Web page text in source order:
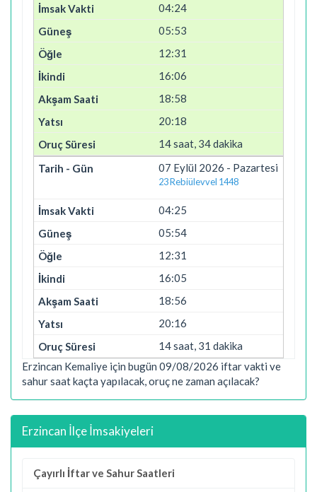
04:24
05:53
12:31
16:06
18:58
20:18
14 saat, 34 dakika
07 Eylül 2026 - Pazartesi
23 Rebiülevvel 1448
04:25
05:54
12:31
16:05
18:56
20:16
14 saat, 31 dakika
Erzincan Kemaliye için bugün 09/08/2026 iftar vakti ve
sahur saat kaçta yapılacak, oruç ne zaman açılacak?
Erzincan İlçe İmsakiyeleri
Çayırlı İftar ve Sahur Saatleri